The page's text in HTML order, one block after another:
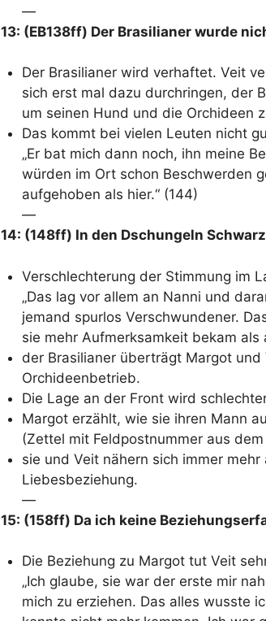
—
13: (EB138ff) Der Brasilianer wurde
Der Brasilianer wird verhaftet. Veit
sich erst mal dazu durchringen, der
um seinen Hund und die Orchideen
Das kommt bei vielen Leuten nicht
„Er bat mich dann noch, ihn meine
würden im Ort schon Beschwerden
aufgehoben als hier.“ (144)
—
14: (148ff) In den Dschungeln
Verschlechterung der Stimmung im
„Das lag vor allem an Nanni und
jemand spurlos Verschwundener.
sie mehr Aufmerksamkeit bekam als
der Brasilianer überträgt Margot
Orchideenbetrieb.
Die Lage an der Front wird
Margot erzählt, wie sie ihren Mann
(Zettel mit Feldpostnummer aus
sie und Veit nähern sich immer
Liebesbeziehung.
—
15: (158ff) Da ich keine
Die Beziehung zu Margot tut Veit
„Ich glaube, sie war der erste mir
mich zu erziehen. Das alles wusste